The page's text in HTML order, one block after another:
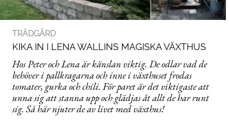
Mer
TRÄDGÅRD
KIKA IN I LENA WALLINS MAGISKA VÄXTHUS
Hos Peter och Lena är känslan viktig. De odlar vad de
behöver i pallkragarna och inne i växthuset frodas
tomater, gurka och chili. För paret är det viktigaste att
unna sig att stanna upp och glädjas åt allt de har runt
sig. Så här njuter de av livet med växthus!